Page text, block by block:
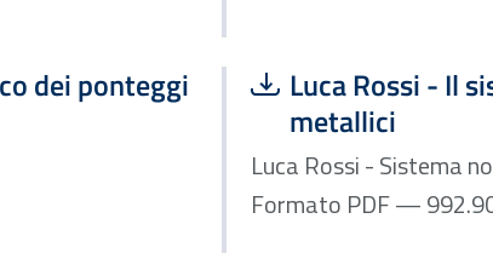
dei ponteggi Scarica file:
Luca Rossi - Il
metallici
Luca Rossi - Sistema